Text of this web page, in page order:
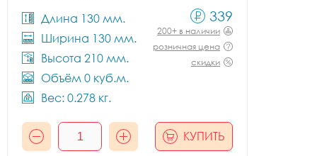
Длина 130 мм.
Ширина 130 мм.
Высота 210 мм.
Объём 0 куб.м.
Вес: 0.278 кг.
339
200+ в наличии
розничная цена
скидки
КУПИТЬ